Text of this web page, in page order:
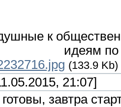
к
идеям по
(133.9 Kb)
21:07]
завтра